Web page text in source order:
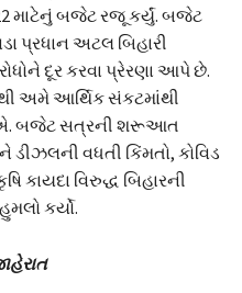
માટેનું બજેટ રજૂ કર્યું. બજેટ
પ્રધાન અટલ બિહારી
દૂર કરવા પ્રેરણા આપે છે.
અમે આર્થિક સંકટમાંથી
બજેટ સત્રની શરૂઆત
ડીઝલની વધતી કિંમતો, કોવિડ
કાયદા વિરુદ્ધ બિહારની
કર્યો.